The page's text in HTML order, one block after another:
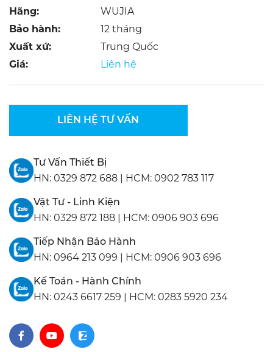
Hãng:
WUJIA
Bảo hành:
12 tháng
Xuất xứ:
Trung Quốc
Giá:
Liên hệ
LIÊN HỆ TƯ VẤN
Tư Vấn Thiết Bị
HN: 0329 872 688 HCM: 0902 783 117
Vật Tư - Linh Kiện
HN: 0329 872 188 HCM: 0906 903 696
Tiếp Nhận Bảo Hành
HN: 0964 213 099 HCM: 0906 903 696
Kế Toán - Hành Chính
HN: 0243 6617 259 HCM: 0283 5920 234